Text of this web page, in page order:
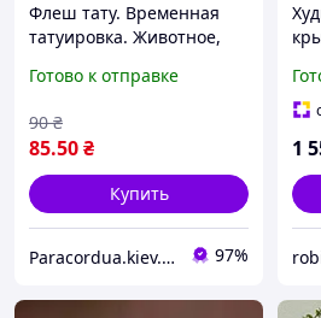
Флеш тату. Временная
татуировка. Животное,
Крыльями, Обезьяны,
Готово к отправке
85.50₴
90 ₴
Купить
Paracordua.kiev.ua 97%
1